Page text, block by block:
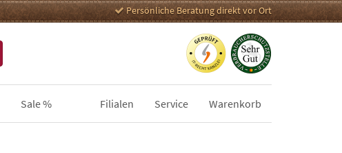
Persönliche Beratung direkt vor Ort
Sale % Filialen Service Warenkorb